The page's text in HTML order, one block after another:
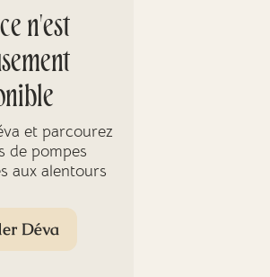
n'est
et parcourez
de pompes
aux alentours
Déva